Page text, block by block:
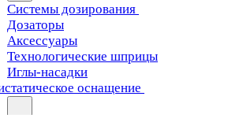
Системы дозирования
Дозаторы
Аксессуары
Технологические шприцы
Иглы-насадки
оснащение